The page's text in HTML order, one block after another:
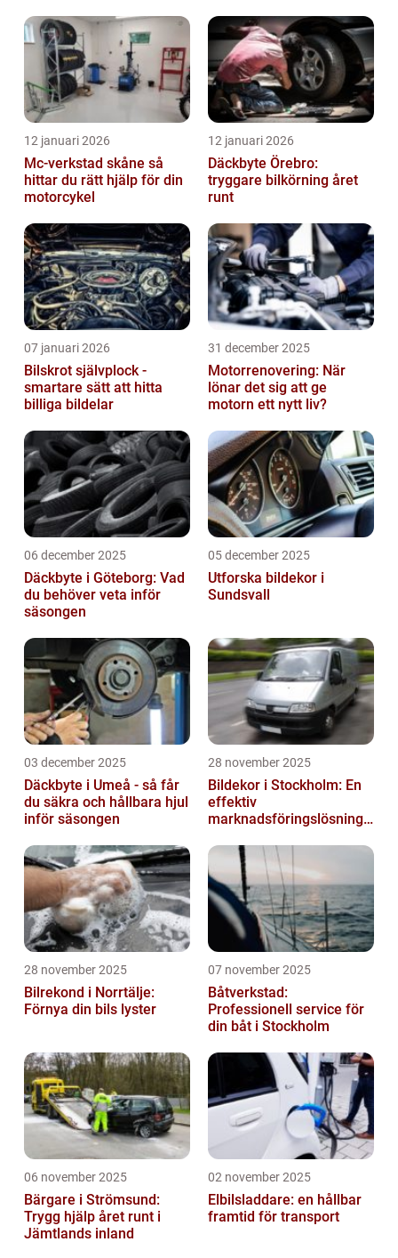
12 januari 2026
Mc-verkstad skåne så
hittar du rätt hjälp för din
motorcykel
12 januari 2026
Däckbyte Örebro:
tryggare bilkörning året
runt
07 januari 2026
Bilskrot självplock -
smartare sätt att hitta
billiga bildelar
31 december 2025
Motorrenovering: När
lönar det sig att ge
motorn ett nytt liv?
06 december 2025
Däckbyte i Göteborg: Vad
du behöver veta inför
säsongen
05 december 2025
Utforska bildekor i
Sundsvall
03 december 2025
Däckbyte i Umeå - så får
du säkra och hållbara hjul
inför säsongen
28 november 2025
Bildekor i Stockholm: En
effektiv
marknadsföringslösning
28 november 2025
Bilrekond i Norrtälje:
Förnya din bils lyster
07 november 2025
Båtverkstad:
Professionell service för
din båt i Stockholm
06 november 2025
Bärgare i Strömsund:
Trygg hjälp året runt i
Jämtlands inland
02 november 2025
Elbilsladdare: en hållbar
framtid för transport